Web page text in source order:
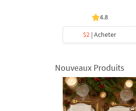
4.8
$2 | Acheter
Nouveaux Produits